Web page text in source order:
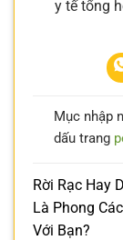
y tế tổng
Mục nhập
dấu trang
Rời Rạc Hay
Là Phong
Với Bạn?